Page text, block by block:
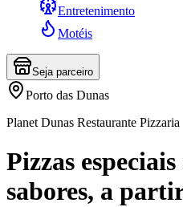
Entretenimento
Motéis
Seja parceiro
Porto das Dunas
Planet Dunas Restaurante Pizzaria
Pizzas
sabores, a